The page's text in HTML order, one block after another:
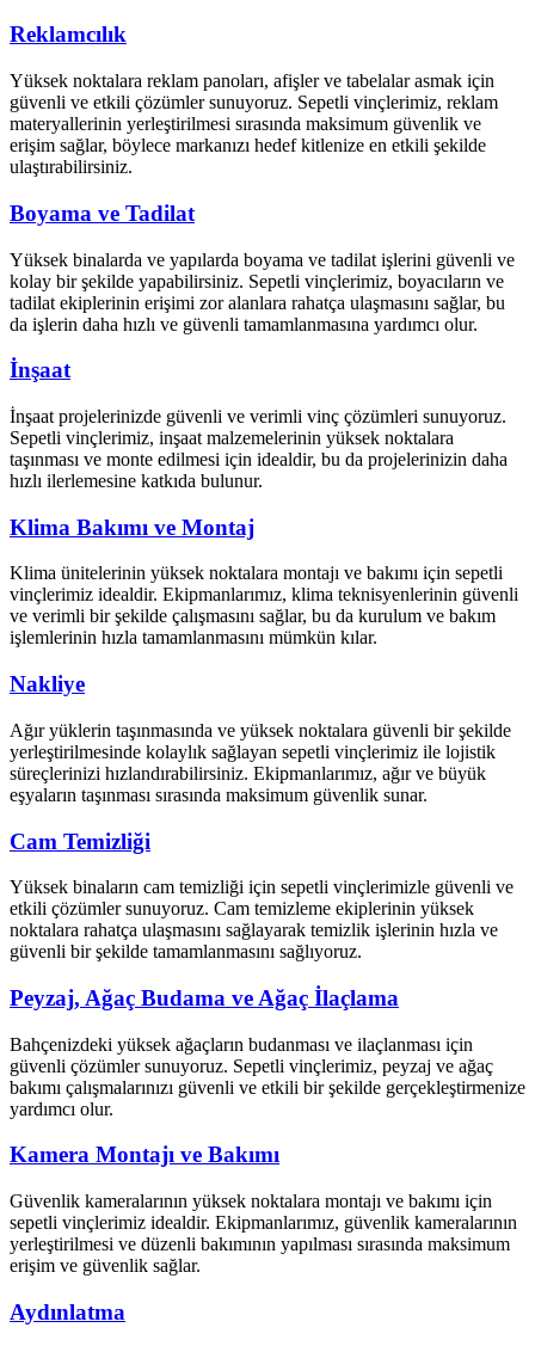
Reklamcılık
Yüksek noktalara reklam panoları, afişler ve tabelalar asmak için
güvenli ve etkili çözümler sunuyoruz. Sepetli vinçlerimiz, reklam
materyallerinin yerleştirilmesi sırasında maksimum güvenlik ve
erişim sağlar, böylece markanızı hedef kitlenize en etkili şekilde
ulaştırabilirsiniz.
Boyama ve Tadilat
Yüksek binalarda ve yapılarda boyama ve tadilat işlerini güvenli ve
kolay bir şekilde yapabilirsiniz. Sepetli vinçlerimiz, boyacıların ve
tadilat ekiplerinin erişimi zor alanlara rahatça ulaşmasını sağlar, bu
da işlerin daha hızlı ve güvenli tamamlanmasına yardımcı olur.
İnşaat
İnşaat projelerinizde güvenli ve verimli vinç çözümleri sunuyoruz.
Sepetli vinçlerimiz, inşaat malzemelerinin yüksek noktalara
taşınması ve monte edilmesi için idealdir, bu da projelerinizin daha
hızlı ilerlemesine katkıda bulunur.
Klima Bakımı ve Montaj
Klima ünitelerinin yüksek noktalara montajı ve bakımı için sepetli
vinçlerimiz idealdir. Ekipmanlarımız, klima teknisyenlerinin güvenli
ve verimli bir şekilde çalışmasını sağlar, bu da kurulum ve bakım
işlemlerinin hızla tamamlanmasını mümkün kılar.
Nakliye
Ağır yüklerin taşınmasında ve yüksek noktalara güvenli bir şekilde
yerleştirilmesinde kolaylık sağlayan sepetli vinçlerimiz ile lojistik
süreçlerinizi hızlandırabilirsiniz. Ekipmanlarımız, ağır ve büyük
eşyaların taşınması sırasında maksimum güvenlik sunar.
Cam Temizliği
Yüksek binaların cam temizliği için sepetli vinçlerimizle güvenli ve
etkili çözümler sunuyoruz. Cam temizleme ekiplerinin yüksek
noktalara rahatça ulaşmasını sağlayarak temizlik işlerinin hızla ve
güvenli bir şekilde tamamlanmasını sağlıyoruz.
Peyzaj, Ağaç Budama ve Ağaç İlaçlama
Bahçenizdeki yüksek ağaçların budanması ve ilaçlanması için
güvenli çözümler sunuyoruz. Sepetli vinçlerimiz, peyzaj ve ağaç
bakımı çalışmalarınızı güvenli ve etkili bir şekilde gerçekleştirmenize
yardımcı olur.
Kamera Montajı ve Bakımı
Güvenlik kameralarının yüksek noktalara montajı ve bakımı için
sepetli vinçlerimiz idealdir. Ekipmanlarımız, güvenlik kameralarının
yerleştirilmesi ve düzenli bakımının yapılması sırasında maksimum
erişim ve güvenlik sağlar.
Aydınlatma